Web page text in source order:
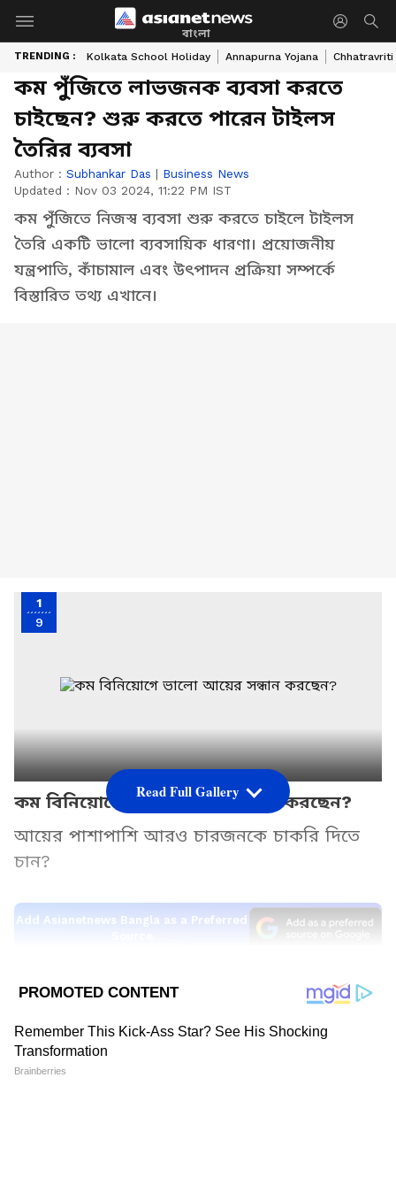
বাংলা
TRENDING : Kolkata School Holiday Annapurna Yojana Chhatravriti
কম পুঁজিতে লাভজনক ব্যবসা করতে
চাইছেন? শুরু করতে পারেন টাইলস
তৈরির ব্যবসা
Author : Subhankar Das | Business News
Updated : Nov 03 2024, 11:22 PM IST
কম পুঁজিতে নিজস্ব ব্যবসা শুরু করতে চাইলে টাইলস
তৈরি একটি ভালো ব্যবসায়িক ধারণা। প্রয়োজনীয়
যন্ত্রপাতি, কাঁচামাল এবং উৎপাদন প্রক্রিয়া সম্পর্কে
বিস্তারিত তথ্য এখানে।
1
9
কম বিনিয়োগে ভালো আয়ের সন্ধান করছেন?
আয়ের পাশাপাশি আরও চারজনকে চাকরি দিতে
চান?
Add Asianetnews Bangla as a Preferred
2
Read Full Gallery